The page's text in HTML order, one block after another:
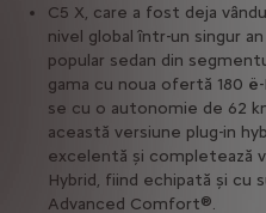
C5 X, care a fost deja
nivel global într-un singur
popular sedan din
gama cu noua ofertă 180
se cu o autonomie de 62
această versiune plug-in
excelentă și completează
Hybrid, fiind echipată și cu
Advanced Comfort®.